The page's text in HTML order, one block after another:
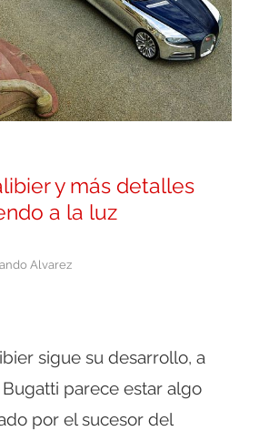
y más detalles
a la luz
Alvarez
sigue su desarrollo, a
parece estar algo
por el sucesor del